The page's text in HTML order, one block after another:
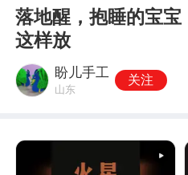
落地醒，抱睡的宝
这样放
盼儿手工
山东
关注